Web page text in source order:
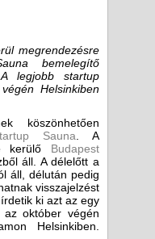
megrendezésre
bemelegítő
legjobb startup
Helsinkiben
köszönhetően
Sauna . A
kerülő Budapest
áll. A délelőtt a
áll, délután pedig
visszajelzést
ki azt az egy
október végén
Helsinkiben.